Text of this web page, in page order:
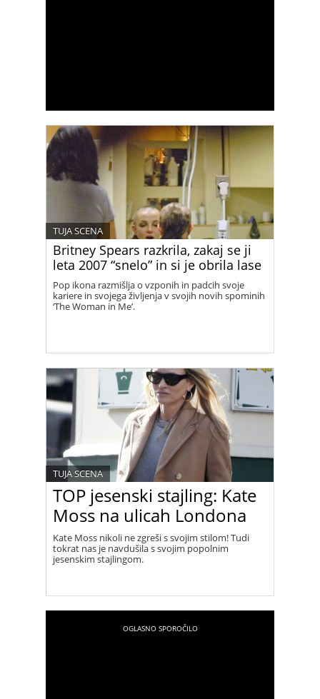
Britney Spears razkrila, zakaj se ji
leta 2007 “snelo” in si je obrila lase
TUJA SCENA
Pop ikona razmišlja o vzponih in padcih svoje
kariere in svojega življenja v svojih novih spominih
‘The Woman in Me’.
TOP jesenski stajling: Kate
Moss na ulicah Londona
TUJA SCENA
Kate Moss nikoli ne zgreši s svojim stilom! Tudi
tokrat nas je navdušila s svojim popolnim
jesenskim stajlingom.